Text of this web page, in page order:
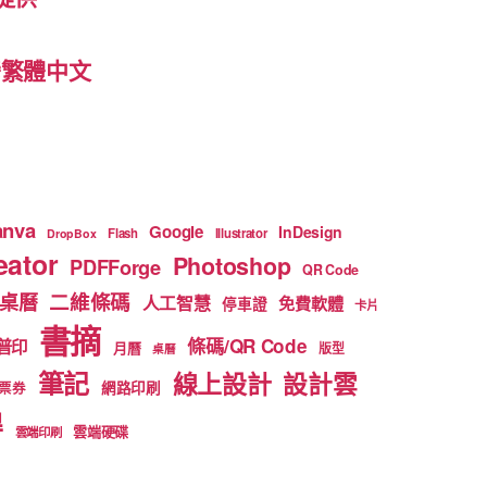
體中文
DropBox Flash Google Illustrator InDesign
PDFForge Photoshop QR Code
曆 二維條碼 人工智慧 停車證 免費軟體 卡片
印 書摘 月曆 桌曆 條碼/QR Code 版型
券 筆記 網路印刷 線上設計 設計雲
雲端印刷 雲端硬碟